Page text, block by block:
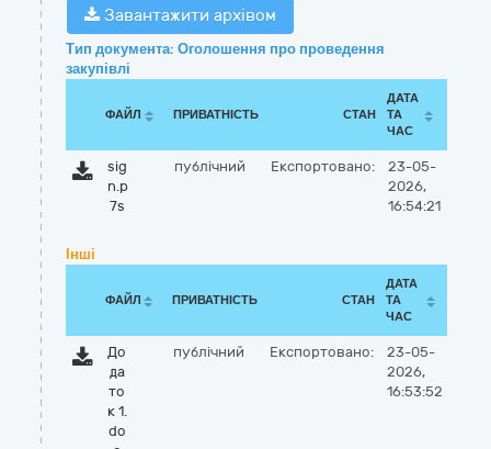
Завантажити архівом
Тип документа: Оголошення про проведення
закупівлі
ФАЙЛ ПРИВАТНІСТЬ СТАН
ДАТА
ТА
ЧАС
sig
n.p
7s
публічний Експортовано:
23-05-
2026,
16:54:21
Інші
ФАЙЛ ПРИВАТНІСТЬ СТАН
ДАТА
ТА
ЧАС
До
да
то
к 1.
do
публічний Експортовано:
23-05-
2026,
16:53:52